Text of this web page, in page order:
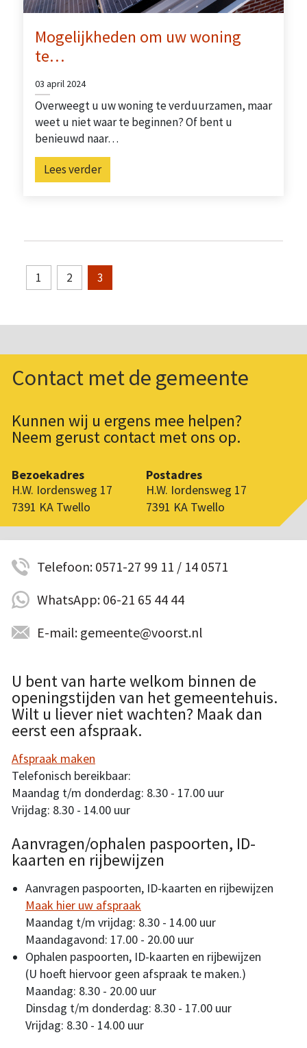
Mogelijkheden om uw woning
te…
03 april 2024
Overweegt u uw woning te verduurzamen, maar
weet u niet waar te beginnen? Of bent u
benieuwd naar…
Lees verder
1 2 3
Contact met de gemeente
Kunnen wij u ergens mee helpen?
Neem gerust contact met ons op.
Bezoekadres
H.W. Iordensweg 17
7391 KA Twello
Postadres
H.W. Iordensweg 17
7391 KA Twello
Telefoon: 0571-27 99 11 / 14 0571
WhatsApp: 06-21 65 44 44
E-mail: gemeente@voorst.nl
U bent van harte welkom binnen de
openingstijden van het gemeentehuis.
Wilt u liever niet wachten? Maak dan
eerst een afspraak.
Afspraak maken
Telefonisch bereikbaar:
Maandag t/m donderdag: 8.30 - 17.00 uur
Vrijdag: 8.30 - 14.00 uur
Aanvragen/ophalen paspoorten, ID-
kaarten en rijbewijzen
Aanvragen paspoorten, ID-kaarten en rijbewijzen
Maak hier uw afspraak
Maandag t/m vrijdag: 8.30 - 14.00 uur
Maandagavond: 17.00 - 20.00 uur
Ophalen paspoorten, ID-kaarten en rijbewijzen
(U hoeft hiervoor geen afspraak te maken.)
Maandag: 8.30 - 20.00 uur
Dinsdag t/m donderdag: 8.30 - 17.00 uur
Vrijdag: 8.30 - 14.00 uur